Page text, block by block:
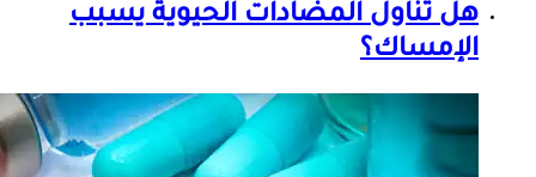
هل تناول المضادات الحيوية يسبب
الإمساك؟